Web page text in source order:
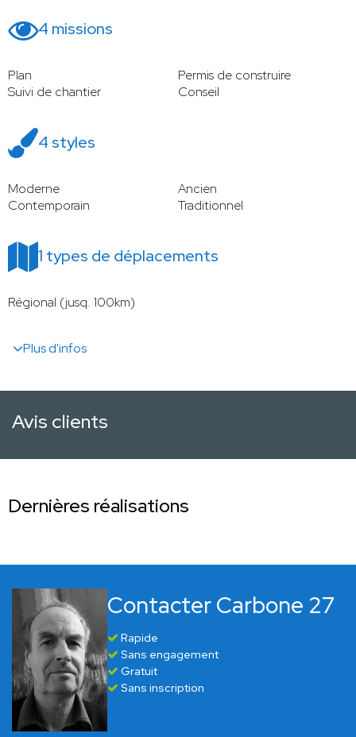
4 missions
Plan
Permis de construire
Suivi de chantier
Conseil
4 styles
Moderne
Ancien
Contemporain
Traditionnel
1 types de déplacements
Régional (jusq. 100km)
Plus d'infos
Avis clients
Dernières réalisations
Contacter Carbone 27
Rapide
Sans engagement
Gratuit
Sans inscription